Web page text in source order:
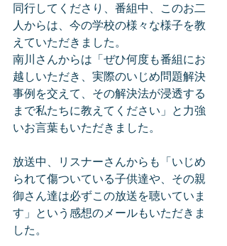
同行してくださり、番組中、このお二
人からは、今の学校の様々な様子を教
えていただきました。
南川さんからは「ぜひ何度も番組にお
越しいただき、実際のいじめ問題解決
事例を交えて、その解決法が浸透する
まで私たちに教えてください」と力強
いお言葉もいただきました。
放送中、リスナーさんからも「いじめ
られて傷ついている子供達や、その親
御さん達は必ずこの放送を聴いていま
す」という感想のメールもいただきま
した。